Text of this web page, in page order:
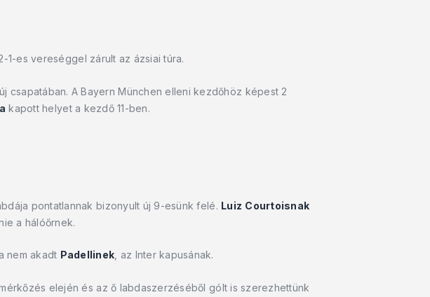
1-es vereséggel zárult az ázsiai túra.
csapatában. A Bayern München elleni kezdőhöz képest 2
kapott helyet a kezdő 11-ben.
pontatlannak bizonyult új 9-esünk felé. Luiz Courtoisnak
a hálóőrnek.
nem akadt Padellinek , az Inter kapusának.
elején és az ő labdaszerzéséből gólt is szerezhettünk